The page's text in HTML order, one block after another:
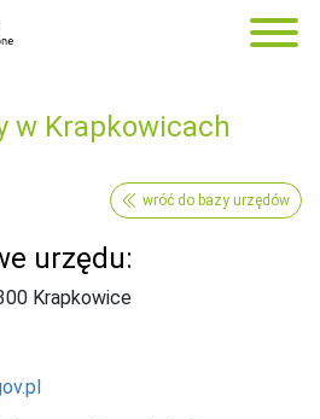
w Krapkowicach
wróć do bazy urzędów
urzędu:
Krapkowice